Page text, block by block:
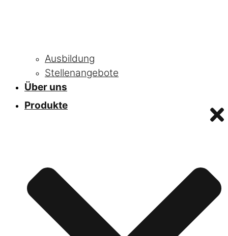
Ausbildung
Stellenangebote
Über uns
Produkte